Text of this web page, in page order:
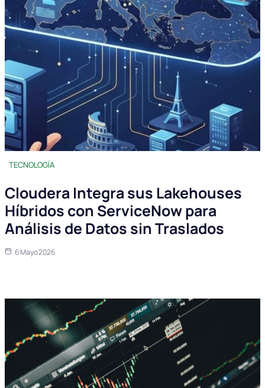
TECNOLOGÍA
Cloudera Integra sus Lakehouses
Híbridos con ServiceNow para
Análisis de Datos sin Traslados
6 Mayo 2026